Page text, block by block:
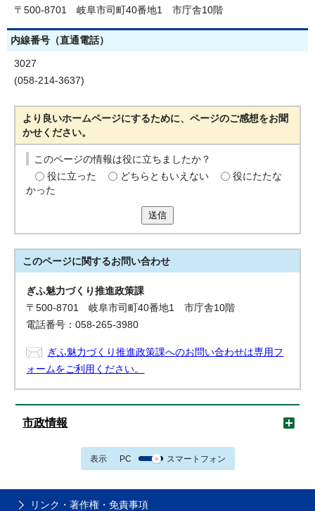
〒500-8701 岐阜市司町40番地1 市庁舎10階
内線番号（直通電話）
3027
(058-214-3637)
より良いホームページにするために、ページのご感想をお聞
かせください。
このページの情報は役に立ちましたか？
役に立った
どちらともいえない
役にたたな
かった
送信
このページに関するお問い合わせ
ぎふ魅力づくり推進政策課
〒500-8701 岐阜市司町40番地1 市庁舎10階
電話番号：058-265-3980
ぎふ魅力づくり推進政策課へのお問い合わせは専用フ
ォームをご利用ください。
市政情報
表示 PC スマートフォン
リンク・著作権・免責事項